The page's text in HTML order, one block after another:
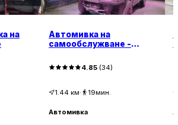
на
Автомивка на
самообслужване -
4.85 (34)
1.44 км· 19мин.
Автомивка